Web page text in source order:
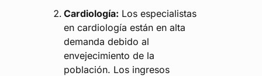
Cardiología: Los especialistas
en cardiología están en alta
demanda debido al
envejecimiento de la
población. Los ingresos